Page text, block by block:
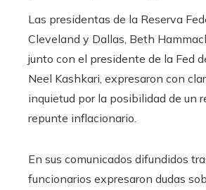
Las presidentas de la Reserva
Cleveland y Dallas, Beth
junto con el presidente de la Fed
Neel Kashkari, expresaron con
inquietud por la posibilidad de un
repunte inflacionario.
En sus comunicados difundidos
funcionarios expresaron dudas